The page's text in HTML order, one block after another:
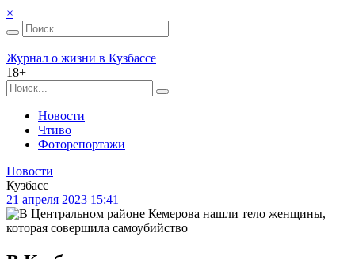
×
Журнал о жизни в Кузбассе
18+
Новости
Чтиво
Фоторепортажи
Новости
Кузбасс
21 апреля 2023 15:41